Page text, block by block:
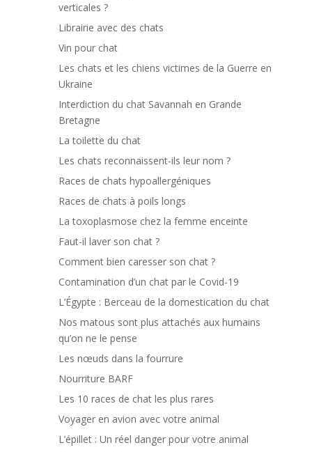
verticales ?
Librairie avec des chats
Vin pour chat
Les chats et les chiens victimes de la Guerre en
Ukraine
Interdiction du chat Savannah en Grande
Bretagne
La toilette du chat
Les chats reconnaissent-ils leur nom ?
Races de chats hypoallergéniques
Races de chats à poils longs
La toxoplasmose chez la femme enceinte
Faut-il laver son chat ?
Comment bien caresser son chat ?
Contamination d’un chat par le Covid-19
L’Égypte : Berceau de la domestication du chat
Nos matous sont plus attachés aux humains
qu’on ne le pense
Les nœuds dans la fourrure
Nourriture BARF
Les 10 races de chat les plus rares
Voyager en avion avec votre animal
L’épillet : Un réel danger pour votre animal